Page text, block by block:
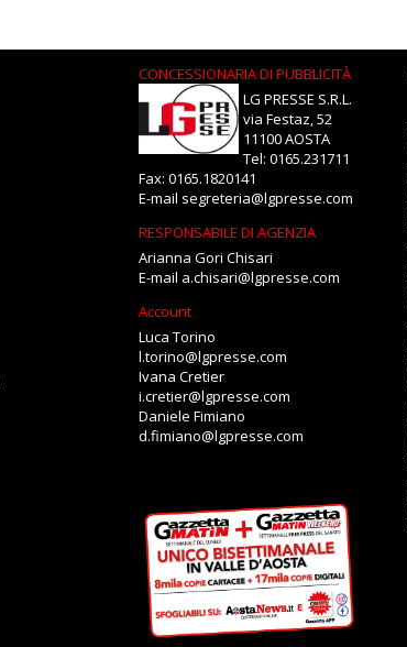
CONCESSIONARIA DI PUBBLICITÀ
LG PRESSE S.R.L.
via Festaz, 52
11100 AOSTA
Tel: 0165.231711
Fax: 0165.1820141
E-mail segreteria@lgpresse.com
RESPONSABILE DI AGENZIA
Arianna Gori Chisari
E-mail a.chisari@lgpresse.com
Account
Luca Torino
l.torino@lgpresse.com
Ivana Cretier
i.cretier@lgpresse.com
Daniele Fimiano
d.fimiano@lgpresse.com